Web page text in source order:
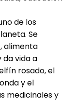
de los
Se
alimenta
da vida a
rosado, el
y el
medicinales y